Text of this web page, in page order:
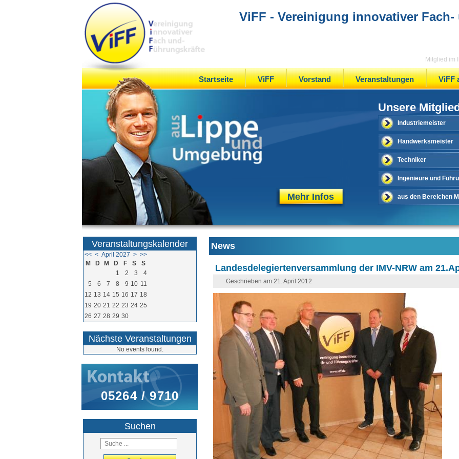
ViFF - Vereinigung innovativer
Mitglied im
Startseite ViFF Vorstand Veranstaltungen ViFF
Mehr Infos
Unsere
Industriemeister
Handwerksmeister
Techniker
Ingenieure und
aus den Bereichen
News
Landesdelegiertenversammlung der IMV-NRW am
Geschrieben am 21. April 2012
Veranstaltungskalender
<< < April 2027 > >>
M
D M D F S
S
1
2 3
4
5
6 7 8 9 10 11
12 13 14 15 16 17 18
19 20 21 22 23 24 25
26 27 28 29 30
Nächste Veranstaltungen
No events found.
05264 / 9710
Suchen